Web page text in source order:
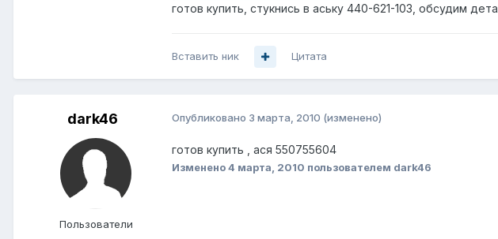
готов купить, стукнись в аську 440-621-103, обсудим
Вставить ник Цитата
dark46
Пользователи
Опубликовано 3 марта, 2010 (изменено)
готов купить , ася 550755604
Изменено4 марта, 2010 пользователем dark46